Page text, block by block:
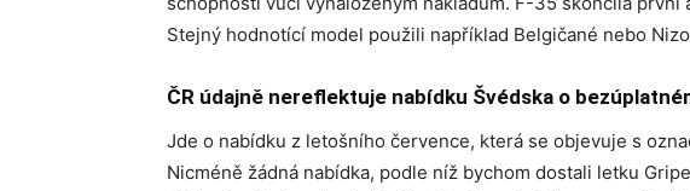
Stejný hodnotící model použili například Belgičané nebo
ČR údajně nereflektuje nabídku Švédska o
Jde o nabídku z letošního července, která se objevuje s
Nicméně žádná nabídka, podle níž bychom dostali letku